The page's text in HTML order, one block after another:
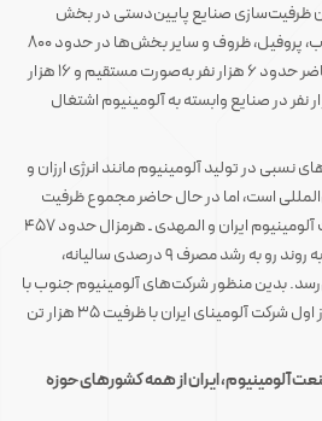
ظرفیت‌سازی صنایع پایین‌دستی در بخش
آلومینیوم مانند ورق، تسمه، تیوب، پروفیل، ظروف و سایر بخش‌ها در حدود ۸۰۰
هزار تن در سال است. در حال حاضر حدود ۶ هزار نفر به‌صورت مستقیم و ۱۶ هزار
و کارگاه با بیش از ۲۵۰ هزار نفر در صنایع وابسته به آلومینیوم اشتغال
نسبی در تولید آلومینیوم مانند انرژی ارزان و
است، اما در حال حاضر مجموع ظرفیت
تولید آلومینیوم اولیه در ۲ شرکت آلومینیوم ایران و المهدی ـ هرمزال حدود ۴۵۷
هزار تن در سال است که با توجه به روند رو به رشد مصرف ۹ درصدی سالیانه،
بدین منظور شرکت‌های آلومینیوم جنوب با
ظرفیت ۳۰۰ هزار تن در سال و فاز اول شرکت آلومینای ایران با ظرفیت ۳۵ هزار تن
آلومینیوم، ایران از همه کشورهای حوزه